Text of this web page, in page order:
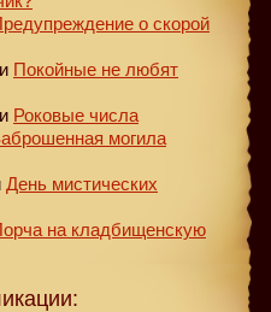
о скорой
Покойные не любят
Роковые числа
могила
День мистических
на кладбищенскую